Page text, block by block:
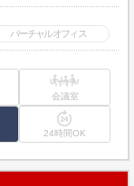
バーチャルオフィス
会議室
24時間OK